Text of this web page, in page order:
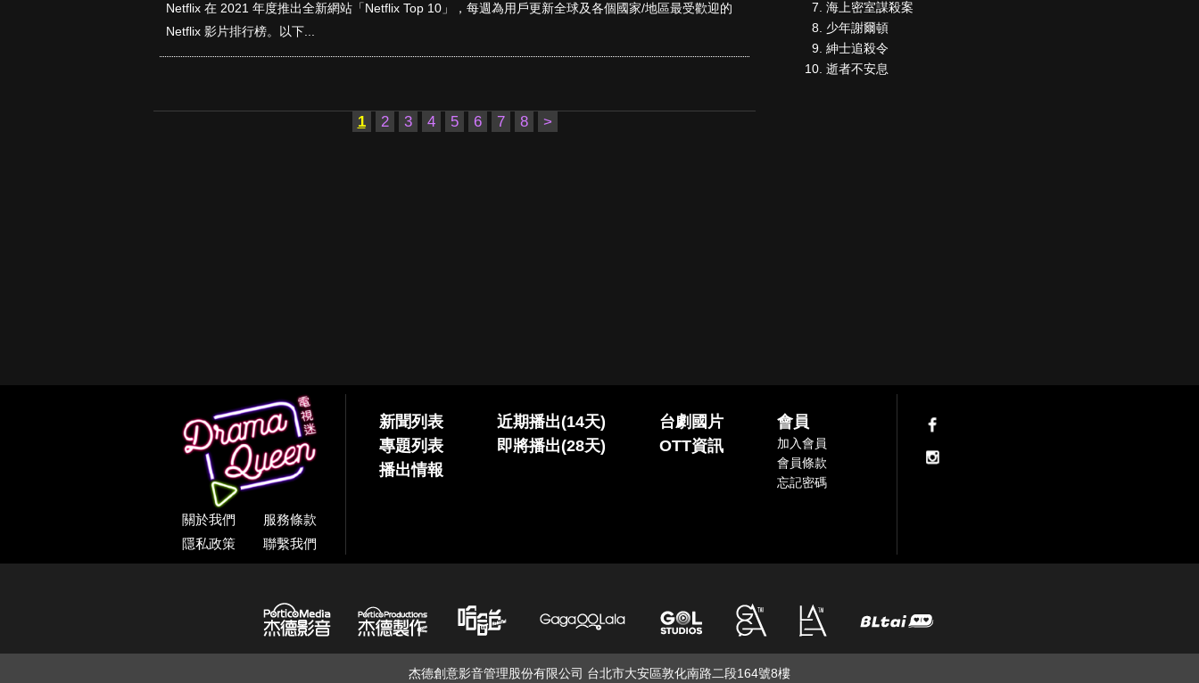
Netflix 在 2021 年度推出全新網站「Netflix Top 10」，每週為用戶更新全球及各個國家/地區最受歡迎的
Netflix 影片排行榜。以下...
1 2 3 4 5 6 7 8 >
海上密室謀殺案
少年謝爾頓
紳士追殺令
逝者不安息
關於我們
服務條款
隱私政策
聯繫我們
新聞列表
專題列表
播出情報
近期播出(14天)
即將播出(28天)
台劇國片
OTT資訊
會員
加入會員
會員條款
忘記密碼
杰德創意影音管理股份有限公司 台北市大安區敦化南路二段164號8樓